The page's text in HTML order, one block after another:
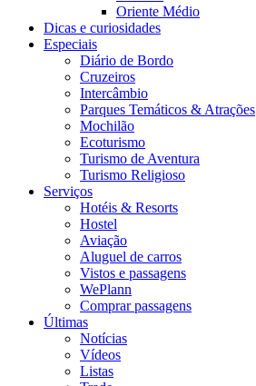
Oriente Médio
Dicas e curiosidades
Especiais
Diário de Bordo
Cruzeiros
Intercâmbio
Parques Temáticos & Atrações
Mochilão
Ecoturismo
Turismo de Aventura
Turismo Religioso
Serviços
Hotéis & Resorts
Hostel
Aviação
Aluguel de carros
Vistos e passagens
WePlann
Comprar passagens
Últimas
Notícias
Vídeos
Listas